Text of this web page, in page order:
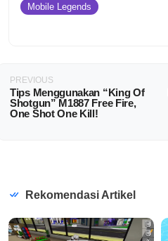
Mobile Legends
PREVIOUS
Tips Menggunakan “King Of
Shotgun” M1887 Free Fire,
One Shot One Kill!
Rekomendasi Artikel